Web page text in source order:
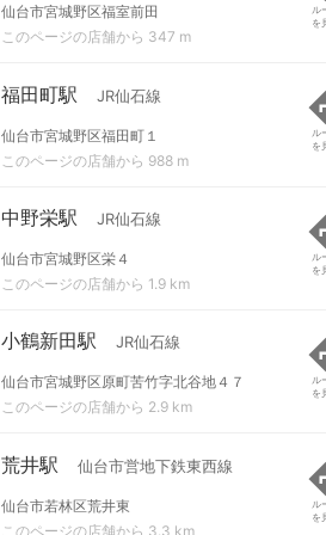
仙台市宮城野区福室前田
このページの店舗から 347 m
ル
を
福田町駅 JR仙石線
仙台市宮城野区福田町１
このページの店舗から 988 m
ル
を
中野栄駅 JR仙石線
仙台市宮城野区栄４
このページの店舗から 1.9 km
ル
を
小鶴新田駅 JR仙石線
仙台市宮城野区原町苦竹字北谷地４７
このページの店舗から 2.9 km
ル
を
荒井駅 仙台市営地下鉄東西線
仙台市若林区荒井東
このページの店舗から 3.3 km
ル
を